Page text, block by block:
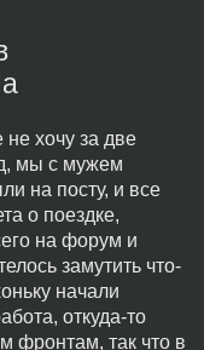
хочу за две
мы с мужем
на посту, и все
о поездке,
на форум и
замутить что-
начали
откуда-то
фронтам, так что в